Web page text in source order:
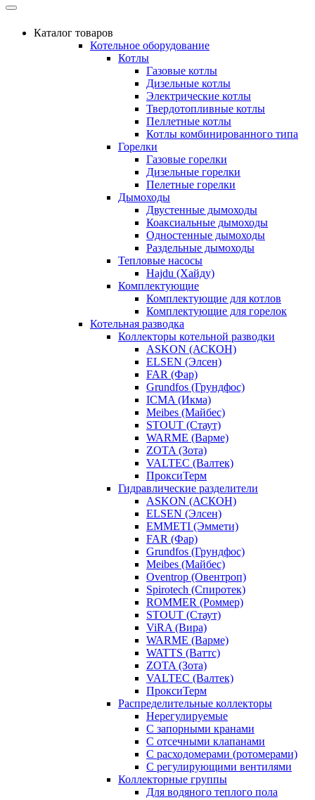
Каталог товаров
Котельное оборудование
Котлы
Газовые котлы
Дизельные котлы
Электрические котлы
Твердотопливные котлы
Пеллетные котлы
Котлы комбинированного типа
Горелки
Газовые горелки
Дизельные горелки
Пелетные горелки
Дымоходы
Двустенные дымоходы
Коаксиальные дымоходы
Одностенные дымоходы
Раздельные дымоходы
Тепловые насосы
Hajdu (Хайду)
Комплектующие
Комплектующие для котлов
Комплектующие для горелок
Котельная разводка
Коллекторы котельной разводки
ASKON (АСКОН)
ELSEN (Элсен)
FAR (Фар)
Grundfos (Грундфос)
ICMA (Икма)
Meibes (Майбес)
STOUT (Стаут)
WARME (Варме)
ZOTA (Зота)
VALTEC (Валтек)
ПроксиТерм
Гидравлические разделители
ASKON (АСКОН)
ELSEN (Элсен)
EMMETI (Эммети)
FAR (Фар)
Grundfos (Грундфос)
Meibes (Майбес)
Oventrop (Овентроп)
Spirotech (Спиротек)
ROMMER (Роммер)
STOUT (Стаут)
ViRA (Вира)
WARME (Варме)
WATTS (Ваттс)
ZOTA (Зота)
VALTEC (Валтек)
ПроксиТерм
Распределительные коллекторы
Нерегулируемые
С запорными кранами
С отсечными клапанами
С расходомерами (ротомерами)
С регулирующими вентилями
Коллекторные группы
Для водяного теплого пола